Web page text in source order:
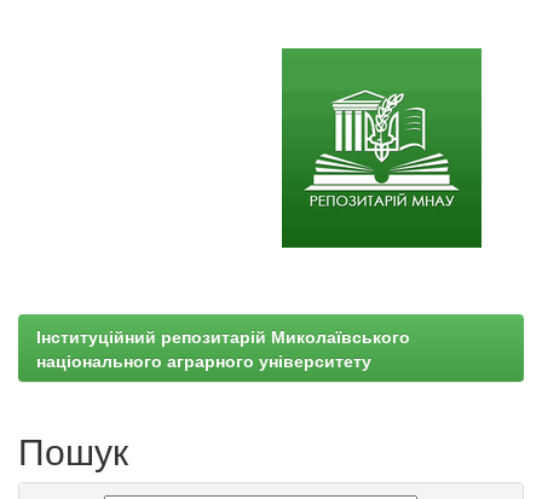
Інституційний репозитарій Миколаївського
національного аграрного університету
Пошук